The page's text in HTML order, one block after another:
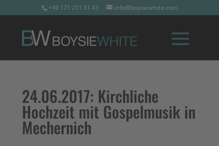
+49 171 211 51 41 info@boysiewhite.com
24.06.2017: Kirchliche
Hochzeit mit Gospelmusik in
Mechernich